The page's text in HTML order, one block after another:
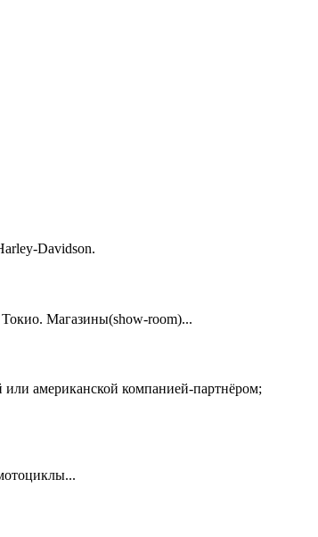
Davidson.
Магазины(show-room)...
американской компанией-партнёром;